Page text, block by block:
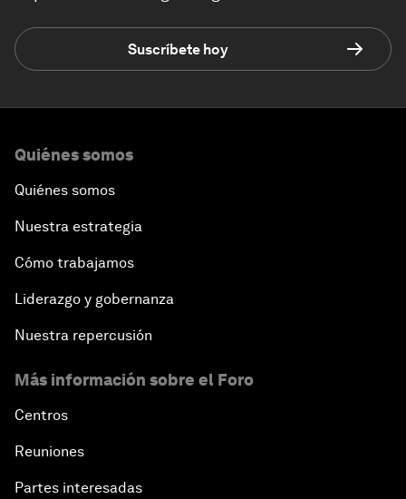
Suscríbete hoy
Quiénes somos
Quiénes somos
Nuestra estrategia
Cómo trabajamos
Liderazgo y gobernanza
Nuestra repercusión
Más información sobre el Foro
Centros
Reuniones
Partes interesadas